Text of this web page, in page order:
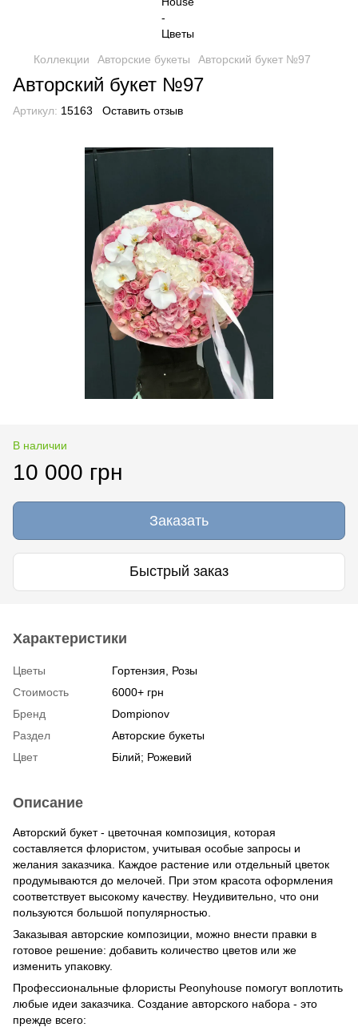
Коллекции Авторские букеты Авторский букет №97
Авторский букет №97
Артикул: 15163 Оставить отзыв
В наличии
10 000 грн
Заказать
Быстрый заказ
Характеристики
Цветы
Гортензия, Розы
Стоимость
6000+ грн
Бренд
Dompionov
Раздел
Авторские букеты
Цвет
Білий; Рожевий
Описание
Авторский букет - цветочная композиция, которая
составляется флористом, учитывая особые запросы и
желания заказчика. Каждое растение или отдельный цветок
продумываются до мелочей. При этом красота оформления
соответствует высокому качеству. Неудивительно, что они
пользуются большой популярностью.
Заказывая авторские композиции, можно внести правки в
готовое решение: добавить количество цветов или же
изменить упаковку.
Профессиональные флористы Peonyhouse помогут воплотить
любые идеи заказчика. Создание авторского набора - это
прежде всего: